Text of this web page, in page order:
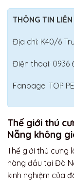
THÔNG TIN LIÊN
Địa chỉ: K40/6
Điện thoại: 0936
Fanpage: TOP
Thế giới thú
Nẵng không
Thế giới thú cưng
hàng đầu tại Đà
kinh nghiệm của